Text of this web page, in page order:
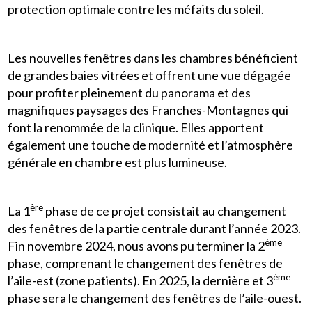
protection optimale contre les méfaits du soleil.
Les nouvelles fenêtres dans les chambres bénéficient
de grandes baies vitrées et offrent une vue dégagée
pour profiter pleinement du panorama et des
magnifiques paysages des Franches-Montagnes qui
font la renommée de la clinique. Elles apportent
également une touche de modernité et l’atmosphère
générale en chambre est plus lumineuse.
La 1ère phase de ce projet consistait au changement
des fenêtres de la partie centrale durant l’année 2023.
Fin novembre 2024, nous avons pu terminer la 2ème
phase, comprenant le changement des fenêtres de
l’aile-est (zone patients). En 2025, la dernière et 3ème
phase sera le changement des fenêtres de l’aile-ouest.